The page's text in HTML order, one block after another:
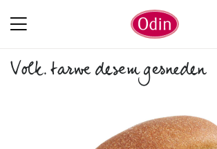
Volk. tarwe desem gesneden